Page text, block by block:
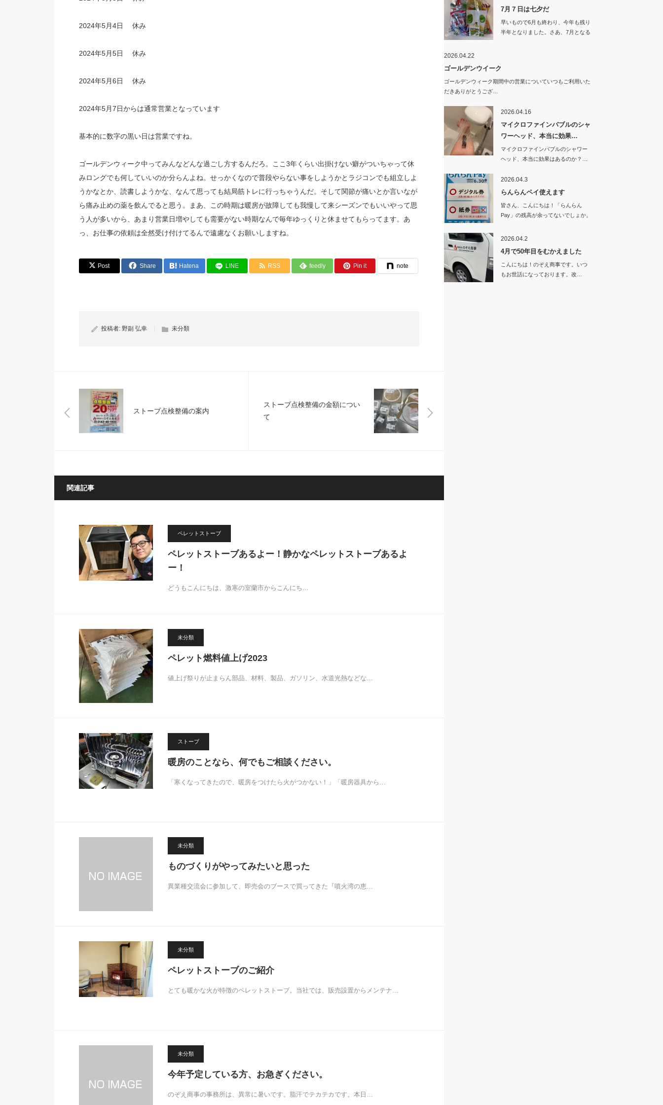
2024年5月4日 休み
2024年5月5日 休み
2024年5月6日 休み
2024年5月7日からは通常営業となっています
基本的に数字の黒い日は営業ですね。
ゴールデンウィーク中ってみんなどんな過ごし方するんだろ。ここ3年くらい出掛けない癖がついちゃって休
みロングでも何していいのか分らんよね。せっかくなので普段やらない事をしようかとラジコンでも組立しよ
うかなとか、読書しようかな、なんて思っても結局筋トレに行っちゃうんだ。そして関節が痛いとか言いなが
ら痛み止めの薬を飲んでると思う。まあ、この時期は暖房が故障しても我慢して来シーズンでもいいやって思
う人が多いから、あまり営業日増やしても需要がない時期なんで毎年ゆっくりと休ませてもらってます。あ
っ、お仕事の依頼は全然受け付けてるんで遠慮なくお願いしますね。
Post Share Hatena LINE RSS feedly Pin it note
投稿者: 野副 弘幸 未分類
ストーブ点検整備の案内
ストーブ点検整備の金額につい
て
関連記事
ペレットストーブ
ペレットストーブあるよー！静かなペレットストーブあるよ
ー！
どうもこんにちは、激寒の室蘭市からこんにち…
未分類
ペレット燃料値上げ2023
値上げ祭りが止まらん部品、材料、製品、ガソリン、水道光熱などな…
ストーブ
暖房のことなら、何でもご相談ください。
「寒くなってきたので、暖房をつけたら火がつかない！」「暖房器具から…
未分類
ものづくりがやってみたいと思った
異業種交流会に参加して、即売会のブースで買ってきた『噴火湾の恵…
未分類
ペレットストーブのご紹介
とても暖かな火が特徴のペレットストーブ。当社では、販売設置からメンテナ…
未分類
今年予定している方、お急ぎください。
のぞえ商事の事務所は、異常に暑いです。脂汗でテカテカです。本日…
7月７日は七夕だ
早いもので6月も終わり、今年も残り
半年となりました。さあ、7月となる
2026.04.22
ゴールデンウイーク
ゴールデンウィーク期間中の営業についていつもご利用いた
だきありがとうござ…
2026.04.16
マイクロファインバブルのシャ
ワーヘッド、本当に効果…
マイクロファインバブルのシャワー
ヘッド、本当に効果はあるのか？…
2026.04.3
らんらんペイ使えます
皆さん、こんにちは！「らんらん
Pay」の残高が余ってないでしょか。
2026.04.2
4月で50年目をむかえました
こんにちは！のぞえ商事です。いつ
もお世話になっております。改…